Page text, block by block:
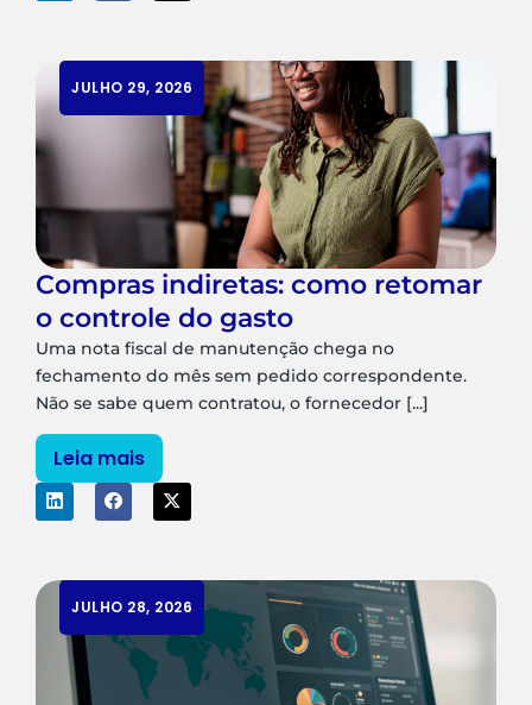
JULHO 29, 2026
Compras indiretas: como retomar
o controle do gasto
Uma nota fiscal de manutenção chega no
fechamento do mês sem pedido correspondente.
Não se sabe quem contratou, o fornecedor [...]
Leia mais
JULHO 28, 2026